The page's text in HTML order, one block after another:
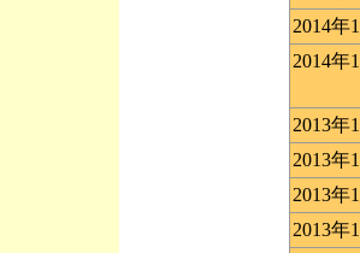
2014年
2014年
2013年
2013年
2013年
2013年